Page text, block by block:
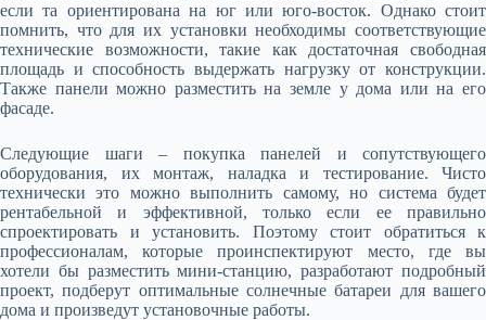
если та ориентирована на юг или юго-восток. Однако стоит
помнить, что для их установки необходимы соответствующие
технические возможности, такие как достаточная свободная
площадь и способность выдержать нагрузку от конструкции.
Также панели можно разместить на земле у дома или на его
фасаде.
Следующие шаги – покупка панелей и сопутствующего
оборудования, их монтаж, наладка и тестирование. Чисто
технически это можно выполнить самому, но система будет
рентабельной и эффективной, только если ее правильно
спроектировать и установить. Поэтому стоит обратиться к
профессионалам, которые проинспектируют место, где вы
хотели бы разместить мини-станцию, разработают подробный
проект, подберут оптимальные солнечные батареи для вашего
дома и произведут установочные работы.